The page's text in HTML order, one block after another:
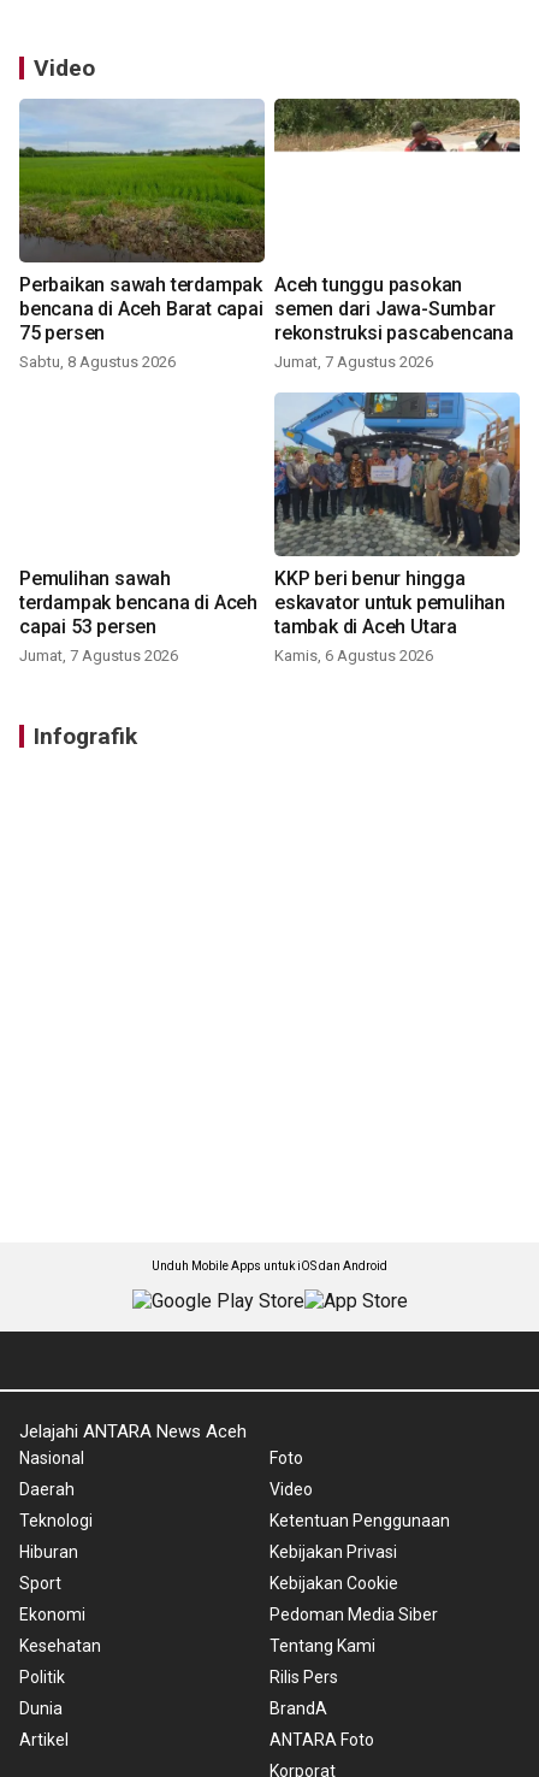
Video
Perbaikan sawah terdampak
bencana di Aceh Barat capai
75 persen
Sabtu, 8 Agustus 2026
Aceh tunggu pasokan
semen dari Jawa-Sumbar
rekonstruksi pascabencana
Jumat, 7 Agustus 2026
Pemulihan sawah
terdampak bencana di Aceh
capai 53 persen
Jumat, 7 Agustus 2026
KKP beri benur hingga
eskavator untuk pemulihan
tambak di Aceh Utara
Kamis, 6 Agustus 2026
Infografik
Unduh Mobile Apps untuk iOS dan Android
Jelajahi ANTARA News Aceh
Nasional
Daerah
Teknologi
Hiburan
Sport
Ekonomi
Kesehatan
Politik
Dunia
Artikel
Foto
Video
Ketentuan Penggunaan
Kebijakan Privasi
Kebijakan Cookie
Pedoman Media Siber
Tentang Kami
Rilis Pers
BrandA
ANTARA Foto
Korporat